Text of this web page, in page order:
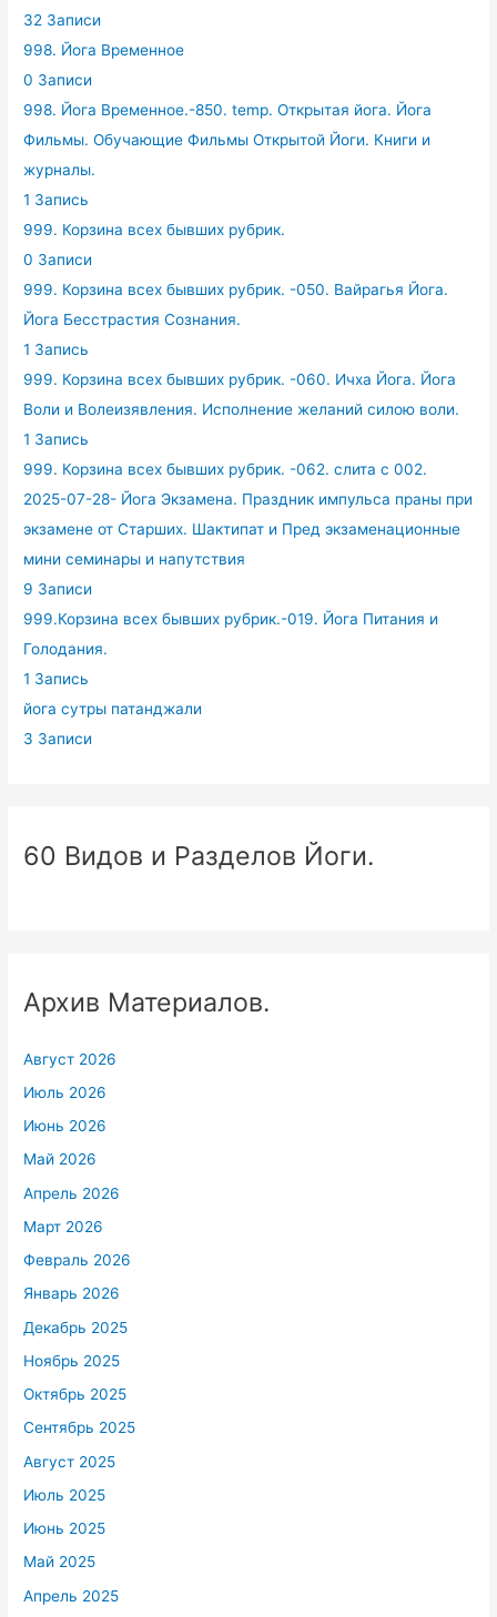
32 Записи
998. Йога Временное
0 Записи
998. Йога Временное.-850. temp. Открытая йога. Йога
Фильмы. Обучающие Фильмы Открытой Йоги. Книги и
журналы.
1 Запись
999. Корзина всех бывших рубрик.
0 Записи
999. Корзина всех бывших рубрик. -050. Вайрагья Йога.
Йога Бесстрастия Сознания.
1 Запись
999. Корзина всех бывших рубрик. -060. Ичха Йога. Йога
Воли и Волеизявления. Исполнение желаний силою воли.
1 Запись
999. Корзина всех бывших рубрик. -062. слита с 002.
2025-07-28- Йога Экзамена. Праздник импульса праны при
экзамене от Старших. Шактипат и Пред экзаменационные
мини семинары и напутствия
9 Записи
999.Корзина всех бывших рубрик.-019. Йога Питания и
Голодания.
1 Запись
йога сутры патанджали
3 Записи
60 Видов и Разделов Йоги.
Архив Материалов.
Август 2026
Июль 2026
Июнь 2026
Май 2026
Апрель 2026
Март 2026
Февраль 2026
Январь 2026
Декабрь 2025
Ноябрь 2025
Октябрь 2025
Сентябрь 2025
Август 2025
Июль 2025
Июнь 2025
Май 2025
Апрель 2025